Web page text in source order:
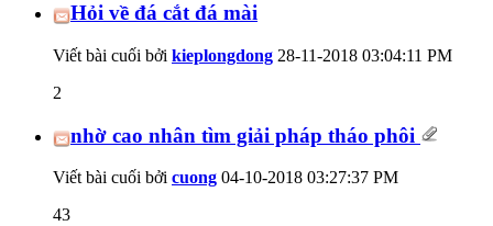
Hỏi về đá cắt đá mài
Viết bài cuối bởi kieplongdong 28-11-2018 03:04:11 PM
2
nhờ cao nhân tìm giải pháp tháo phôi
Viết bài cuối bởi cuong 04-10-2018 03:27:37 PM
43